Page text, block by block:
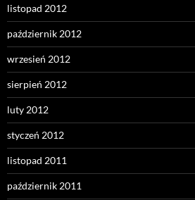
listopad 2012
październik 2012
wrzesień 2012
sierpień 2012
luty 2012
styczeń 2012
listopad 2011
październik 2011